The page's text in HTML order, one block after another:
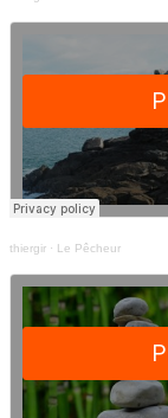
thiergir · Le Pêcheur